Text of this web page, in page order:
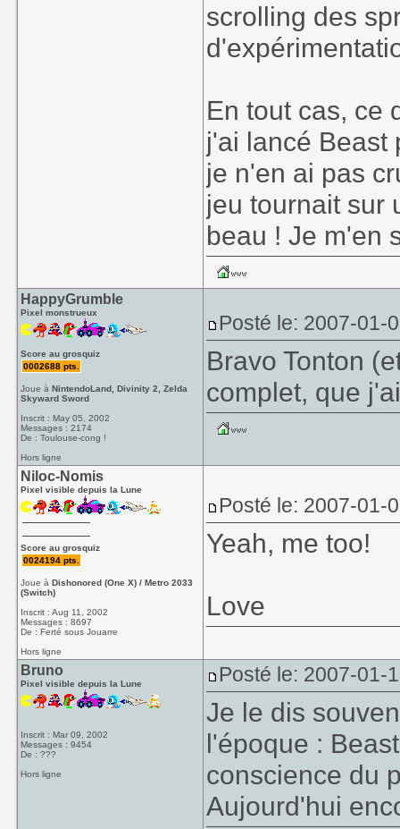
scrolling des
En tout cas, ce
j'ai lancé Beast
je n'en ai pas
jeu tournait sur
beau ! Je m'en
HappyGrumble
Pixel monstrueux
Score au grosquiz
0002688 pts.
Joue àNintendoLand, Divinity 2, Zelda
Skyward Sword
Inscrit : May 05, 2002
Messages : 2174
De : Toulouse-cong !
Hors ligne
Posté le: 2007-01-
Bravo Tonton
complet, que
Niloc-Nomis
Pixel visible depuis la Lune
Score au grosquiz
0024194 pts.
Joue àDishonored (One X) / Metro 2033
(Switch)
Inscrit : Aug 11, 2002
Messages : 8697
De : Ferté sous Jouarre
Hors ligne
Posté le: 2007-01-
Yeah, me too!
Love
Bruno
Pixel visible depuis la Lune
Inscrit : Mar 09, 2002
Messages : 9454
De : ???
Hors ligne
Posté le: 2007-01-
Je le dis
l'époque :
conscience du
Aujourd'hui